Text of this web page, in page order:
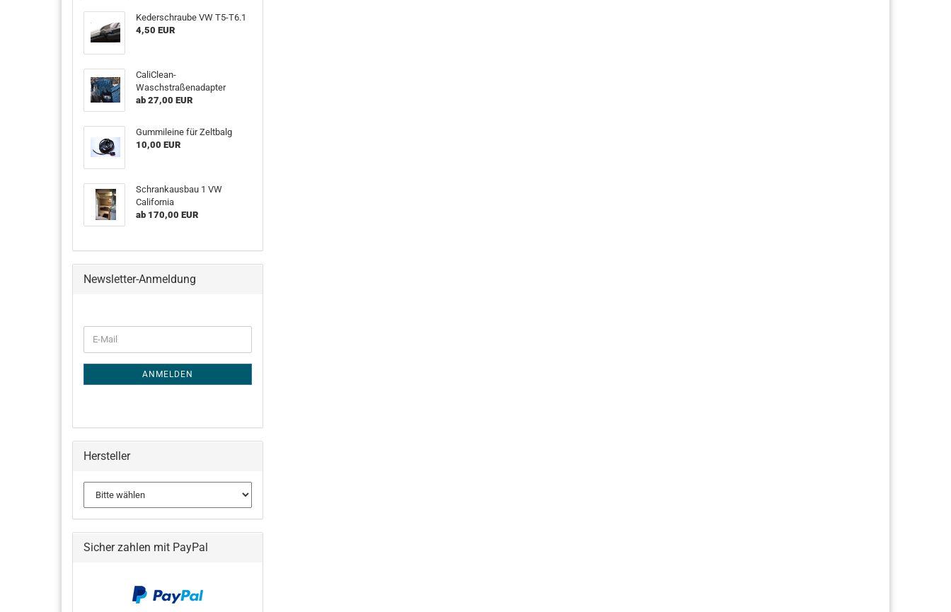
Kederschraube VW T5-T6.1
4,50 EUR
CaliClean-
Waschstraßenadapter
ab 27,00 EUR
Gummileine für Zeltbalg
10,00 EUR
Schrankausbau 1 VW
California
ab 170,00 EUR
Newsletter-Anmeldung
ZUR
NEWSLETTER-
E-
Mail
ANMELDEN
Hersteller
Sicher zahlen mit PayPal